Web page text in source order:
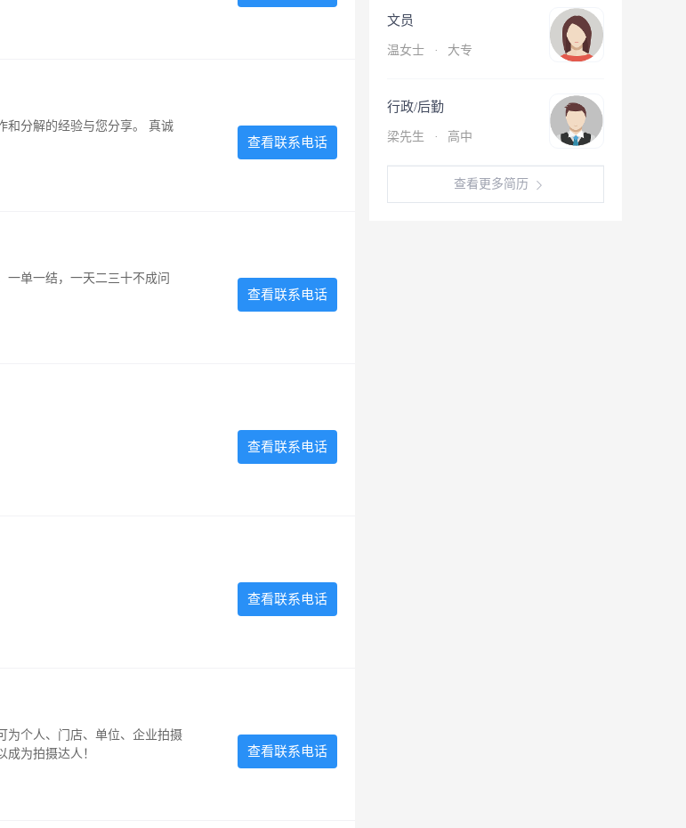
文员
温女士 · 大专
行政/后勤
梁先生 · 高中
查看更多简历
和分解的经验与您分享。 真诚
查看联系电话
一单一结，一天二三十不成问
查看联系电话
查看联系电话
查看联系电话
为个人、门店、单位、企业拍摄
为拍摄达人！
查看联系电话